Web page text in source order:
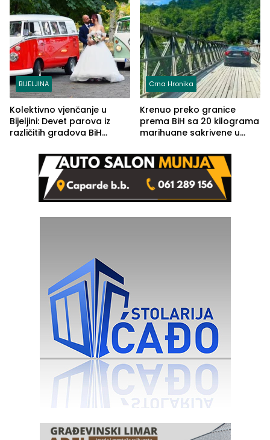
BIJELJINA
Kolektivno vjenčanje u
Bijeljini: Devet parova iz
različitih gradova BiH
Crna Hronika
Krenuo preko granice
prema BiH sa 20 kilograma
marihuane sakrivene u